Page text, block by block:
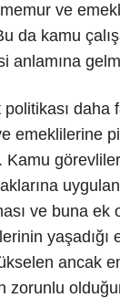
memur ve
da kamu
anlamına
emeklilerine
Kamu
ve buna
yaşadığı
ancak
zorunlu